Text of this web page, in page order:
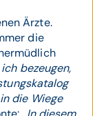
Ärzte.
die
bezeugen,
die Wiege